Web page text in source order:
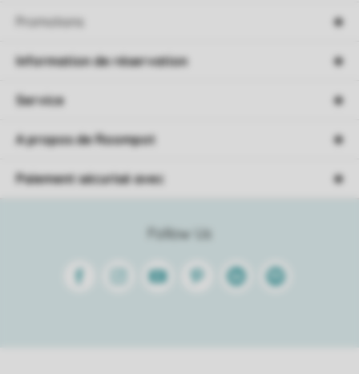
Promotions
Follow Us
FacebookInstagramYoutube PinterestLinkedinSpotify
Information de réservation
Service
A propos de Roompot
Paiement sécurisé avec